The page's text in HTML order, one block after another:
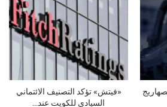
لبنان واقتصاد الـLipstick: من
أزمة المياه الى الواجهة… الصهاريج
عادت… والمواطن…